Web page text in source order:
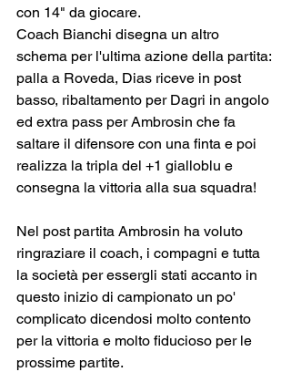
con 14" da giocare.
Coach Bianchi disegna un altro
schema per l'ultima azione della partita:
palla a Roveda, Dias riceve in post
basso, ribaltamento per Dagri in angolo
ed extra pass per Ambrosin che fa
saltare il difensore con una finta e poi
realizza la tripla del +1 gialloblu e
consegna la vittoria alla sua squadra!
Nel post partita Ambrosin ha voluto
ringraziare il coach, i compagni e tutta
la società per essergli stati accanto in
questo inizio di campionato un po'
complicato dicendosi molto contento
per la vittoria e molto fiducioso per le
prossime partite.